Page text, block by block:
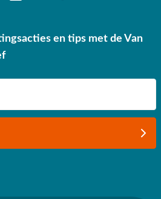
en tips met de Van